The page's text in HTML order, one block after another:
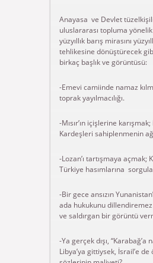
Anayasa ve Devlet
uluslararası topluma
yüzyıllık barış mirasını
tehlikesine dönüştürecek
birkaç başlık ve görüntüsü:
-Emevi camiinde namaz
toprak yayılmacılığı.
-Mısır’ın içişlerine
Kardeşleri sahiplenmenin
-Lozan’ı tartışmaya açmak;
Türkiye hasımlarına
-Bir gece ansızın
ada hukukunu dillendiremez
ve saldırgan bir görüntü
-Ya gerçek dışı, “Karabağ’a
Libya’ya gittiysek, İsrail’e